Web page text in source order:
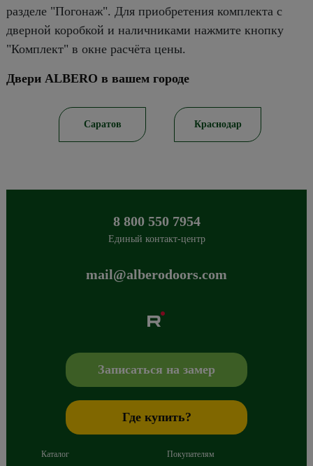
разделе "Погонаж". Для приобретения комплекта с
дверной коробкой и наличниками нажмите кнопку
"Комплект" в окне расчёта цены.
Двери ALBERO в вашем городе
8 800 550 7954
Единый контакт-центр
mail@alberodoors.com
+7 800 765 43 42,mail@alberodoors.com
Записаться на замер
Где купить?
Каталог Покупателям